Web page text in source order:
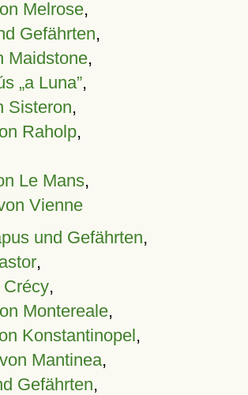
Melrose,
Gefährten,
Maidstone,
„a Luna”,
Sisteron,
Raholp,
Le Mans,
Vienne
und Gefährten,
,
,
Montereale,
Konstantinopel,
Mantinea,
Gefährten,